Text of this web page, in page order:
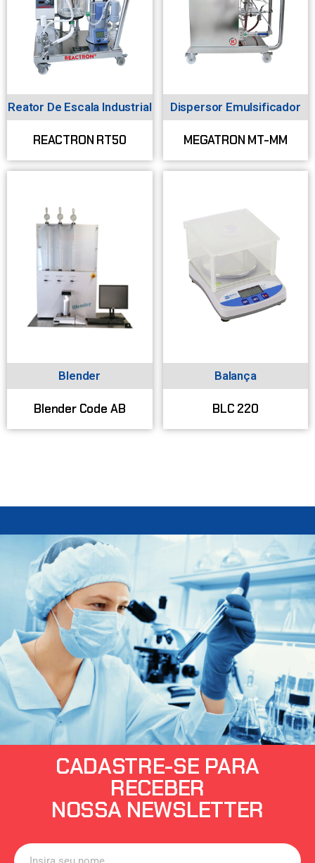
Reator De Escala Industrial
REACTRON RT50
Dispersor Emulsificador
MEGATRON MT-MM
Blender
Blender Code AB
Balança
BLC 220
CADASTRE-SE PARA
RECEBER
NOSSA NEWSLETTER